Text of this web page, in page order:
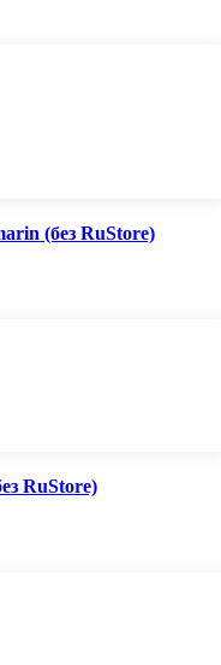
(без RuStore)
RuStore)